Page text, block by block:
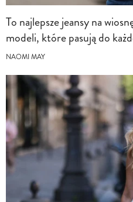
To najlepsze jeansy na
modeli, które pasują do
NAOMI MAY